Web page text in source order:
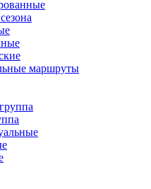
маршруты